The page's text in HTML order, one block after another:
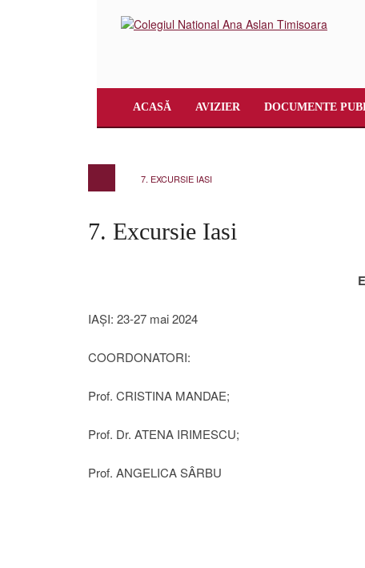
ACASĂ AVIZIER DOCUMENTE
7. EXCURSIE IASI
7. Excursie Iasi
IAȘI: 23-27 mai 2024
COORDONATORI:
Prof. CRISTINA MANDAE;
Prof. Dr. ATENA IRIMESCU;
Prof. ANGELICA SÂRBU